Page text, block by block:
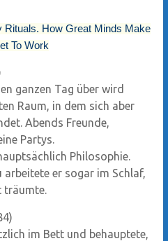
Rituals. How Great Minds Make
To Work
ganzen Tag über wird
Raum, in dem sich aber
Abends Freunde,
Partys.
Philosophie.
arbeitete er sogar im Schlaf,
träumte.
im Bett und behauptete,